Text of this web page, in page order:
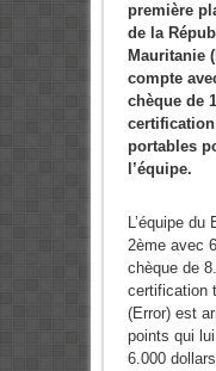
première
de la
Mauritanie
compte
chèque de
portables
l’équipe.
L’équipe
2ème avec
chèque de
certification
(Error) est
points qui
6.000